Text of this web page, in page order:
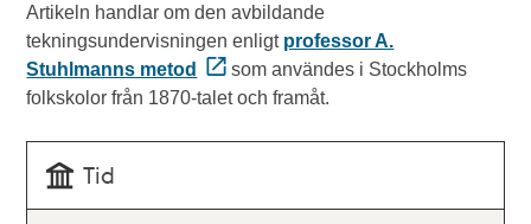
Artikeln handlar om den avbildande
tekningsundervisningen enligt professor A.
Stuhlmanns metod
som användes i Stockholms
folkskolor från 1870-talet och framåt.
Tid